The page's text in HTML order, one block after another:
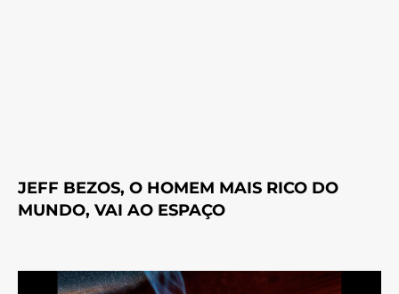
JEFF BEZOS, O HOMEM MAIS RICO DO
MUNDO, VAI AO ESPAÇO